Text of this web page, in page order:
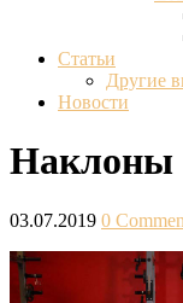
Статьи
Другие
Новости
Наклоны
03.07.2019 0